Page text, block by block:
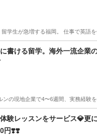
学生が急増する福岡。 仕事で英語
テスト TOEIC
書ける留学。海外一流企業
ンの現地企業で4〜6週間、実務経
海外
験レッスンをサービス💎更
円❣️❣️